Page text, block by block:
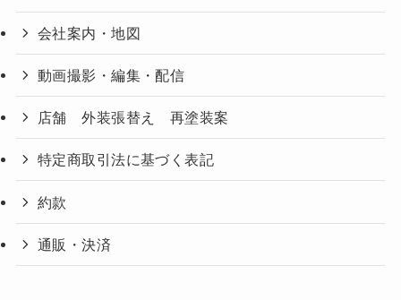
会社案内・地図
動画撮影・編集・配信
店舗 外装張替え 再塗装案
特定商取引法に基づく表記
約款
通販・決済